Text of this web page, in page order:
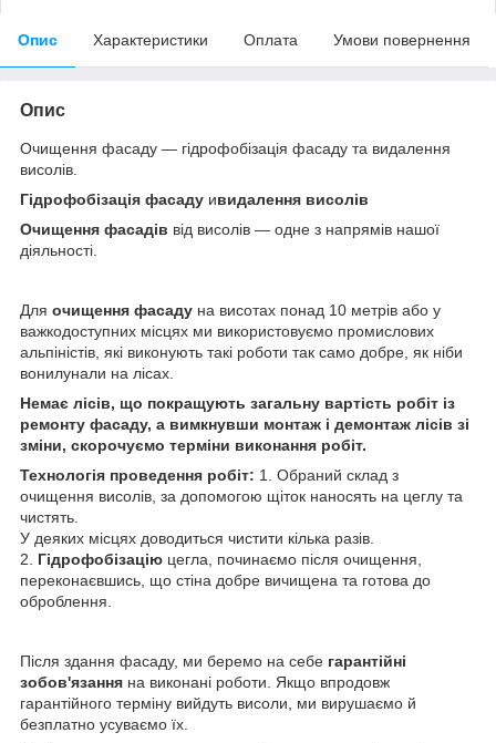
Опис Характеристики Оплата Умови повернення
Опис
Очищення фасаду — гідрофобізація фасаду та видалення
висолів.
Гідрофобізація фасаду ивидалення висолів
Очищення фасадів від висолів — одне з напрямів нашої
діяльності.
Для очищення фасаду на висотах понад 10 метрів або у
важкодоступних місцях ми використовуємо промислових
альпіністів, які виконують такі роботи так само добре, як ніби
вонилунали на лісах.
Немає лісів, що покращують загальну вартість робіт із
ремонту фасаду, а вимкнувши монтаж і демонтаж лісів зі
зміни, скорочуємо терміни виконання робіт.
Технологія проведення робіт: 1. Обраний склад з
очищення висолів, за допомогою щіток наносять на цеглу та
чистять.
У деяких місцях доводиться чистити кілька разів.
2. Гідрофобізацію цегла, починаємо після очищення,
переконаєвшись, що стіна добре вичищена та готова до
оброблення.
Після здання фасаду, ми беремо на себе гарантійні
зобов'язання на виконані роботи. Якщо впродовж
гарантійного терміну вийдуть висоли, ми вирушаємо й
безплатно усуваємо їх.